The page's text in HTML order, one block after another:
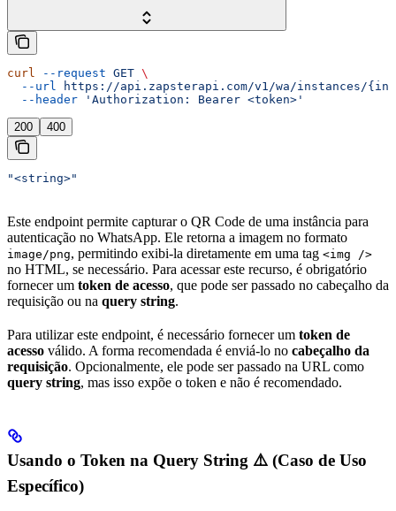
curl --request GET \
  --url
https://api.zapsterapi.com/v1/wa/instances/
  --header
'Authorization: Bearer <token>'
200 400
"<string>"
Este endpoint permite capturar o QR Code de uma instância para
autenticação no WhatsApp. Ele retorna a imagem no formato
image/png, permitindo exibi-la diretamente em uma tag <img />
no HTML, se necessário. Para acessar este recurso, é obrigatório
fornecer um token de acesso, que pode ser passado no cabeçalho da
requisição ou na query string.
Para utilizar este endpoint, é necessário fornecer um token de
acesso válido. A forma recomendada é enviá-lo no cabeçalho da
requisição. Opcionalmente, ele pode ser passado na URL como
query string, mas isso expõe o token e não é recomendado.
Usando o Token na Query String ⚠️ (Caso de Uso
Específico)